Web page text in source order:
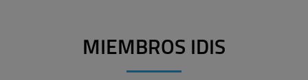
MIEMBROS IDIS